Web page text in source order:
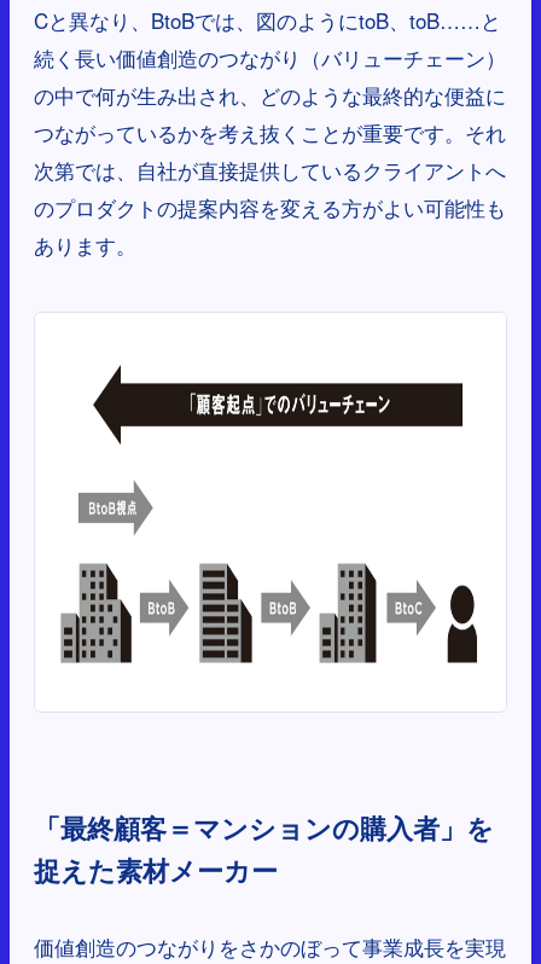
Cと異なり、BtoBでは、図のようにtoB、toB……と
続く長い価値創造のつながり（バリューチェーン）
の中で何が生み出され、どのような最終的な便益に
つながっているかを考え抜くことが重要です。それ
次第では、自社が直接提供しているクライアントへ
のプロダクトの提案内容を変える方がよい可能性も
あります。
「最終顧客＝マンションの購入者」を
捉えた素材メーカー
価値創造のつながりをさかのぼって事業成長を実現